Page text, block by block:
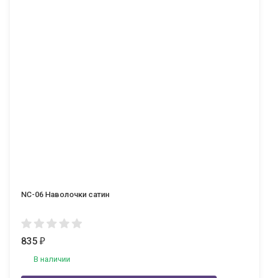
NC-06 Наволочки сатин
835₽
В наличии